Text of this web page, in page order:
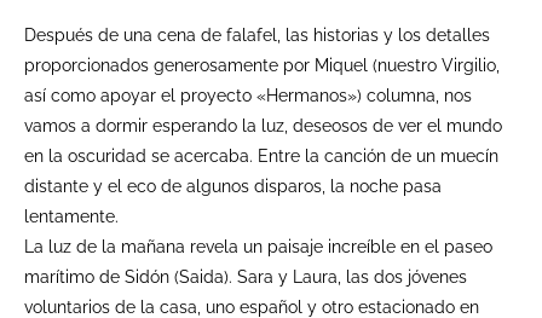
Después de una cena de falafel, las historias y los detalles
proporcionados generosamente por Miquel (nuestro Virgilio,
así como apoyar el proyecto «Hermanos») columna, nos
vamos a dormir esperando la luz, deseosos de ver el mundo
en la oscuridad se acercaba. Entre la canción de un muecín
distante y el eco de algunos disparos, la noche pasa
lentamente.
La luz de la mañana revela un paisaje increíble en el paseo
marítimo de Sidón (Saida). Sara y Laura, las dos jóvenes
voluntarios de la casa, uno español y otro estacionado en